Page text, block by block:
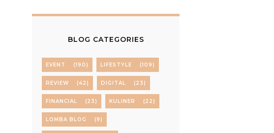
BLOG CATEGORIES
EVENT (190) LIFESTYLE (109)
REVIEW (42) DIGITAL (23)
FINANCIAL (23) KULINER (22)
LOMBA BLOG (9)